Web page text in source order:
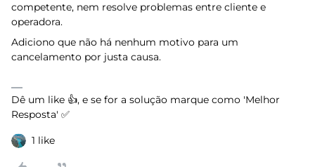
competente, nem resolve problemas entre cliente e
operadora.
Adiciono que não há nenhum motivo para um
cancelamento por justa causa.
Dê um like 👍, e se for a solução marque como 'Melhor
Resposta' ✅
1 like